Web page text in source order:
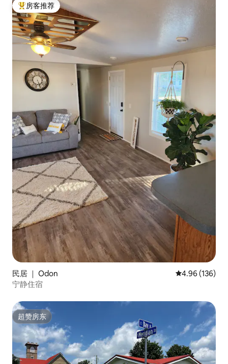
热门「房客推荐」
房客推荐
民居 ｜ Odon 平均评分 4.96
4.96 (136)
宁静住宿
超赞房东
超赞房东